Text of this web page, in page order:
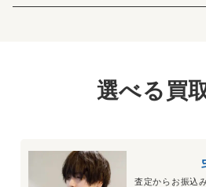
選べる買
査定からお振込